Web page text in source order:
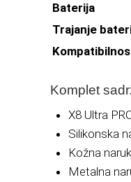
Baterija
Trajanje
Komplet
X8 Ultra
Silikonska
Kožna
Metalna